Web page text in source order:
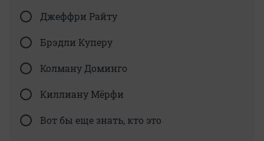
Джеффри Райту
Брэдли Куперу
Колману Доминго
Киллиану Мёрфи
Вот бы еще знать, кто это